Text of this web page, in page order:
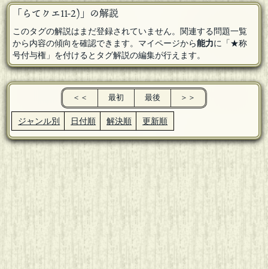
「らてクエ11-2)」の解説
このタグの解説はまだ登録されていません。関連する問題一覧
から内容の傾向を確認できます。マイページから能力に「★称
号付与権」を付けるとタグ解説の編集が行えます。
＜＜ 最初 最後 ＞＞
ジャンル別 日付順 解決順 更新順